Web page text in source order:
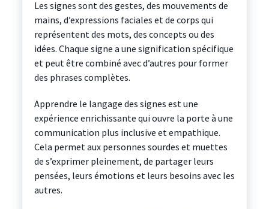
Les signes sont des gestes, des mouvements de
mains, d’expressions faciales et de corps qui
représentent des mots, des concepts ou des
idées. Chaque signe a une signification spécifique
et peut être combiné avec d’autres pour former
des phrases complètes.
Apprendre le langage des signes est une
expérience enrichissante qui ouvre la porte à une
communication plus inclusive et empathique.
Cela permet aux personnes sourdes et muettes
de s’exprimer pleinement, de partager leurs
pensées, leurs émotions et leurs besoins avec les
autres.